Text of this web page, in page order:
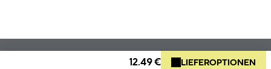
12.49 € LIEFEROPTIONEN